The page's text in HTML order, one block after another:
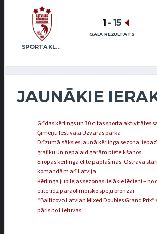
SPORTA KLUBS “OB” / REGŽA
1 - 15
GALA REZULTĀTS
JAUNĀKIE
Grīdas kērlings un 30 citas sporta aktivitātes
Ģimeņu festivālā Uzvaras parkā
Drīzumā sāksies jaunā kērlinga sezona:
grafiku un nepalaid garām pieteikšanos
Eiropas kērlinga elite paplašinās: Ostravā
komandām arī Latvija
Kērlinga jubilejas sezonas lielākie lēcieni –
elitē līdz paraolimpisko spēļu bronzai
“Balticovo Latvian Mixed Doubles Grand
pāris no Lietuvas